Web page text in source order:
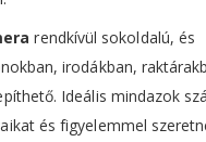
rendkívül sokoldalú, és
irodákban,
Ideális mindazok
és figyelemmel